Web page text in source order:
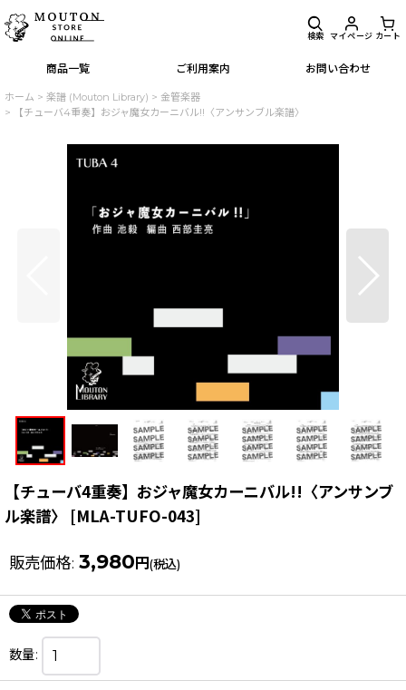
商品一覧 ご利用案内 お問い合わせ
検索 マイページ カート
ホーム > 楽譜 (Mouton Library) > 金管楽器
>
【チューバ4重奏】おジャ魔女カーニバル!!〈アンサンブル楽譜〉
【チューバ4重奏】おジャ魔女カーニバル!!〈アンサンブ
ル楽譜〉 [MLA-TUFO-043]
販売価格: 3,980円(税込)
数量: